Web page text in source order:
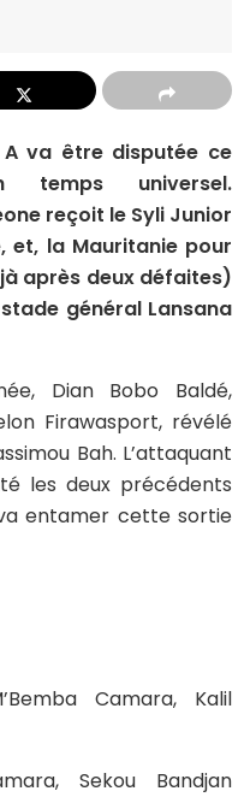
va être disputée ce
universel.
reçoit le Syli Junior
et, la Mauritanie pour
après deux défaites)
général Lansana
Dian Bobo Baldé,
Firawasport, révélé
Bah. L’attaquant
les deux précédents
entamer cette sortie
Camara, Kalil
Sekou Bandjan